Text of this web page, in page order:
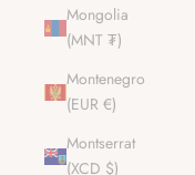
Mongolia
(MNT ₮)
Montenegro
(EUR €)
Montserrat
(XCD $)